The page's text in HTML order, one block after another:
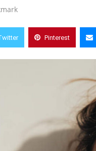
Pinterest